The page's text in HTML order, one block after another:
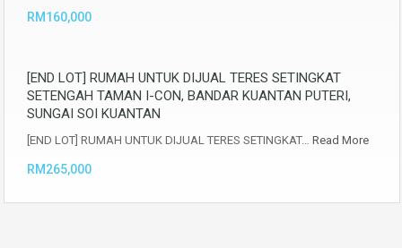
RM160,000
[END LOT] RUMAH UNTUK DIJUAL TERES SETINGKAT
SETENGAH TAMAN I-CON, BANDAR KUANTAN PUTERI,
SUNGAI SOI KUANTAN
[END LOT] RUMAH UNTUK DIJUAL TERES SETINGKAT… Read More
RM265,000